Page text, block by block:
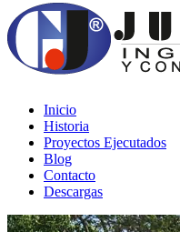
Inicio
Historia
Proyectos Ejecutados
Blog
Contacto
Descargas